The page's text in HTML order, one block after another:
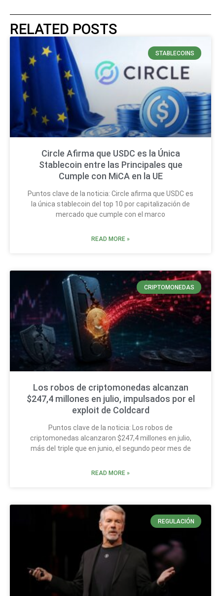
RELATED POSTS
STABLECOINS
Circle Afirma que USDC es la Única
Stablecoin entre las Principales que
Cumple con MiCA en la UE
Puntos clave de la noticia: Circle afirma que USDC es
la única stablecoin del top 10 por capitalización de
mercado que cumple con el marco
READ MORE »
CRIPTOMONEDAS
Los robos de criptomonedas alcanzan
$247,4 millones en julio, impulsados por el
exploit de Coldcard
Puntos clave de la noticia: Los robos de
criptomonedas alcanzaron $247,4 millones en julio,
más del triple que en junio, el segundo peor mes de
READ MORE »
REGULACIÓN